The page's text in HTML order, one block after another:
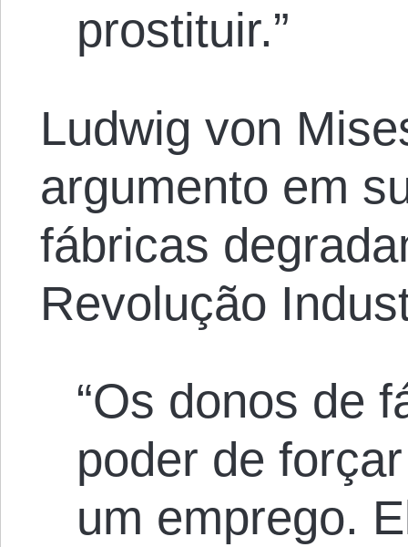
prostituir.”
Ludwig von
argumento em
fábricas
Revolução
“Os donos de
poder de
um emprego.